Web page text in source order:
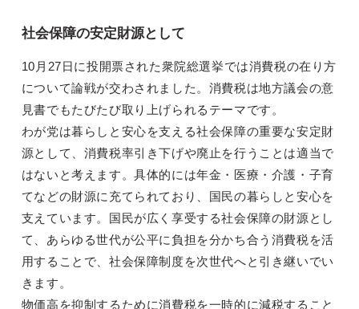
社会保障の安定財源として
10月27日に投開票された衆院総選挙では消費税の在り方
について論戦が交わされました。消費税は地方議会の意
見書でもたびたび取り上げられるテーマです。
わが党は暮らしと安心を支える社会保障の重要な安定財
源として、消費税率引き下げや廃止を行うことは適当で
はないと考えます。具体的には年金・医療・介護・子育
てなどの財源に充てられており、国民の暮らしと安心を
支えています。国民が広く享受する社会保障の財源とし
て、あらゆる世代が公平に負担を分かち合う消費税を活
用することで、社会保障制度を次世代へと引き継いでい
きます。
物価高を抑制するために消費税を一時的に減税すること